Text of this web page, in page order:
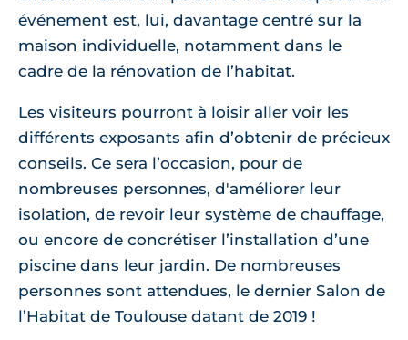
événement est, lui, davantage centré sur la
maison individuelle, notamment dans le
cadre de la rénovation de l’habitat.
Les visiteurs pourront à loisir aller voir les
différents exposants afin d’obtenir de précieux
conseils. Ce sera l’occasion, pour de
nombreuses personnes, d'améliorer leur
isolation, de revoir leur système de chauffage,
ou encore de concrétiser l’installation d’une
piscine dans leur jardin. De nombreuses
personnes sont attendues, le dernier Salon de
l’Habitat de Toulouse datant de 2019 !